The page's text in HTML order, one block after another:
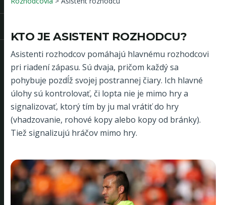
KTO JE ASISTENT ROZHODCU?
Asistenti rozhodcov pomáhajú hlavnému rozhodcovi
pri riadení zápasu. Sú dvaja, pričom každý sa
pohybuje pozdĺž svojej postrannej čiary. Ich hlavné
úlohy sú kontrolovať, či lopta nie je mimo hry a
signalizovať, ktorý tím by ju mal vrátiť do hry
(vhadzovanie, rohové kopy alebo kopy od bránky).
Tiež signalizujú hráčov mimo hry.